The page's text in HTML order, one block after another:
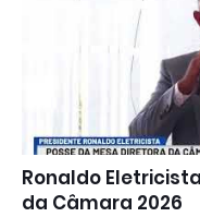
Ronaldo
da Câmara 2026